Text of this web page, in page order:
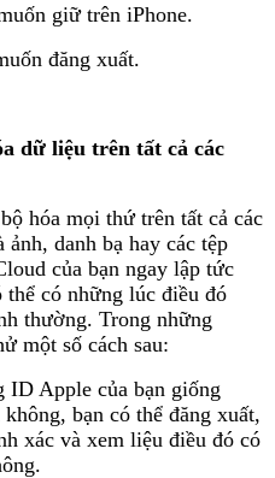
giữ trên iPhone.
đăng xuất.
dữ liệu trên tất cả các
hóa mọi thứ trên tất cả các
danh bạ hay các tệp
của bạn ngay lập tức
có những lúc điều đó
thường. Trong những
một số cách sau:
ID Apple của bạn giống
bạn có thể đăng xuất,
xác và xem liệu điều đó có